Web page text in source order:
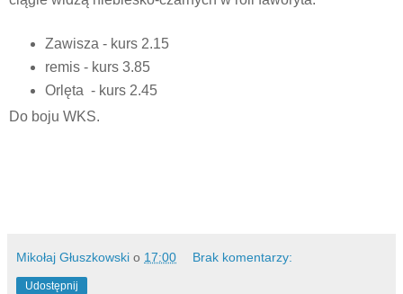
Zawisza - kurs 2.15
remis - kurs 3.85
Orlęta - kurs 2.45
Do boju WKS.
Mikołaj Głuszkowski o 17:00 Brak komentarzy:
Udostępnij